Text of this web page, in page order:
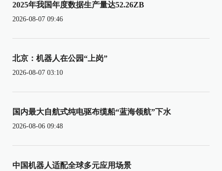
2025年我国年度数据生产量达52.26ZB
2026-08-07 09:46
北京：机器人在公园“上岗”
2026-08-07 03:10
国内最大自航式纯电驱布缆船“蓝海领航”下水
2026-08-06 09:48
中国机器人适配全球多元应用场景